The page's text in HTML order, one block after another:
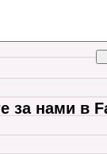
за нами в